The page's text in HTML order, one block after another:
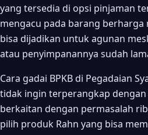
yang tersedia di opsi pinjaman
mengacu pada barang
bisa dijadikan untuk agunan
atau penyimpanannya sudah
Cara gadai BPKB di Pegadaian
tidak ingin terperangkap
berkaitan dengan permasalah
pilih produk Rahn yang bisa